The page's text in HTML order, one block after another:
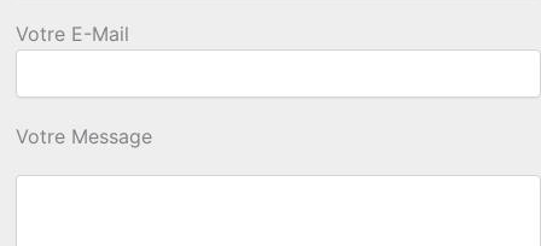
Votre E-Mail
Votre Message